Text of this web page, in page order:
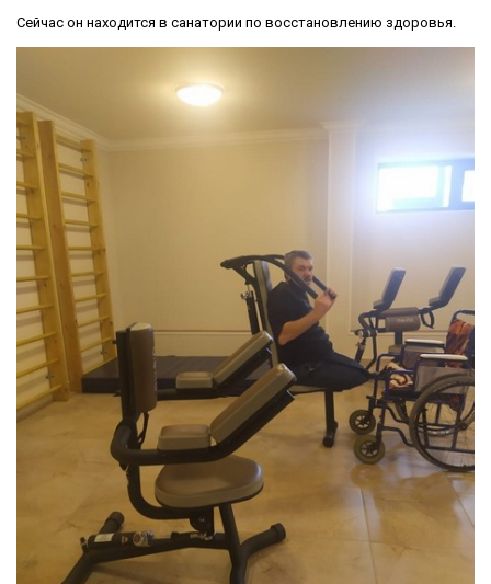
Сейчас он находится в санатории по восстановлению здоровья.